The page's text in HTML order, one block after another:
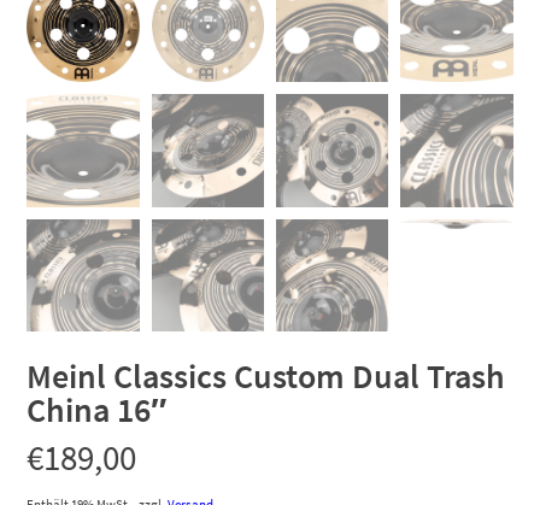
Meinl Classics Custom Dual Trash
China 16″
€189,00